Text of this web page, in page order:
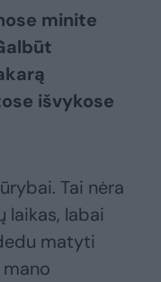
minite
išvykose
Tai nėra
laikas, labai
matyti